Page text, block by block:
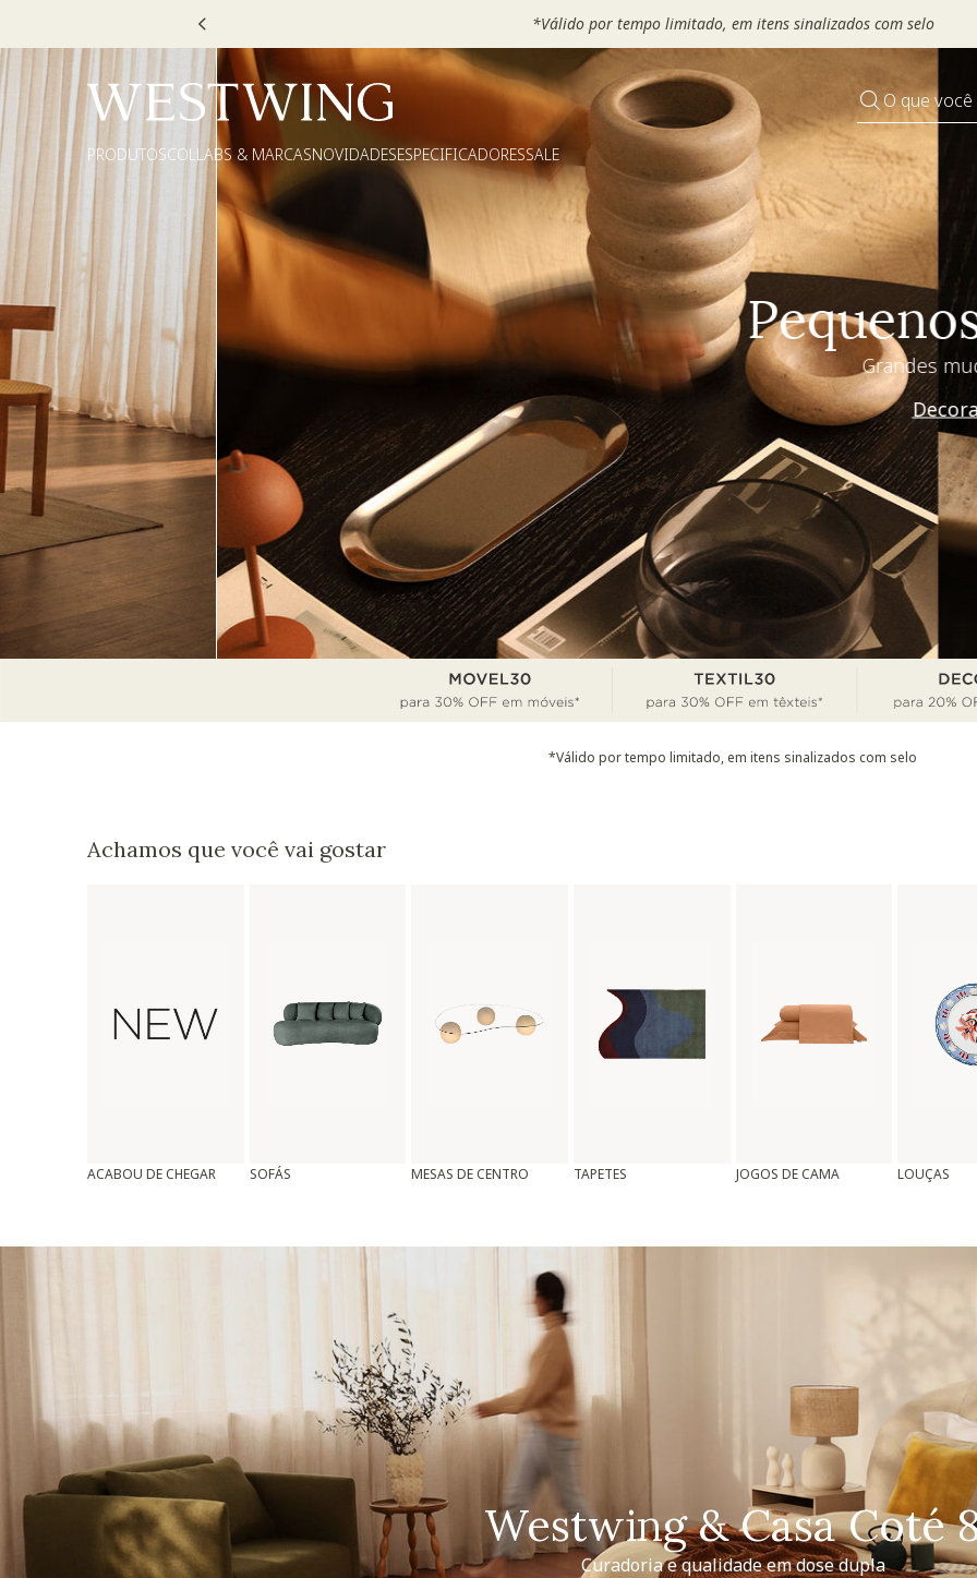
Escolha seu VOUCHER e ganhe até 30% OFF*: useMOVEL30, TEXTIL30 OU
O que
PRODUTOSCOLLABS & MARCASNOVIDADESESPECIFICADORESSALE
Pequenos rituais
Grandes mudanças
Decorar
*Válido por tempo limitado, em itens sinalizados com selo
Achamos que você vai gostar
ACABOU DE CHEGAR SOFÁS MESAS DE CENTRO TAPETES JOGOS DE CAMA LOUÇAS
Westwing & Casa Coté
Curadoria e qualidade em dose dupla